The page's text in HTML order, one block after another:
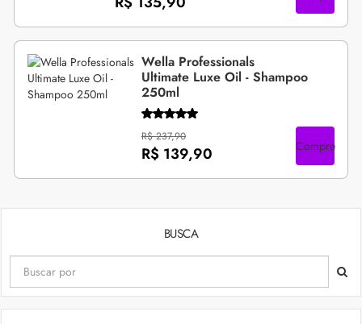
Wella Professionals
Ultimate Luxe Oil - Shampoo
250ml
R$ 237,90
R$ 139,90 Compre
BUSCA